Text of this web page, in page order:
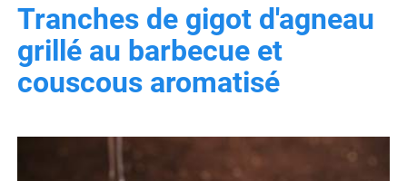
Tranches de gigot d'agneau
grillé au barbecue et
couscous aromatisé